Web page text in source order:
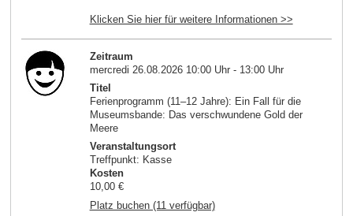
Klicken Sie hier für weitere Informationen >>
Zeitraum
mercredi 26.08.2026 10:00 Uhr - 13:00 Uhr
Titel
Ferienprogramm (11–12 Jahre): Ein Fall für die
Museumsbande: Das verschwundene Gold der
Meere
Veranstaltungsort
Treffpunkt: Kasse
Kosten
10,00 €
Platz buchen (11 verfügbar)